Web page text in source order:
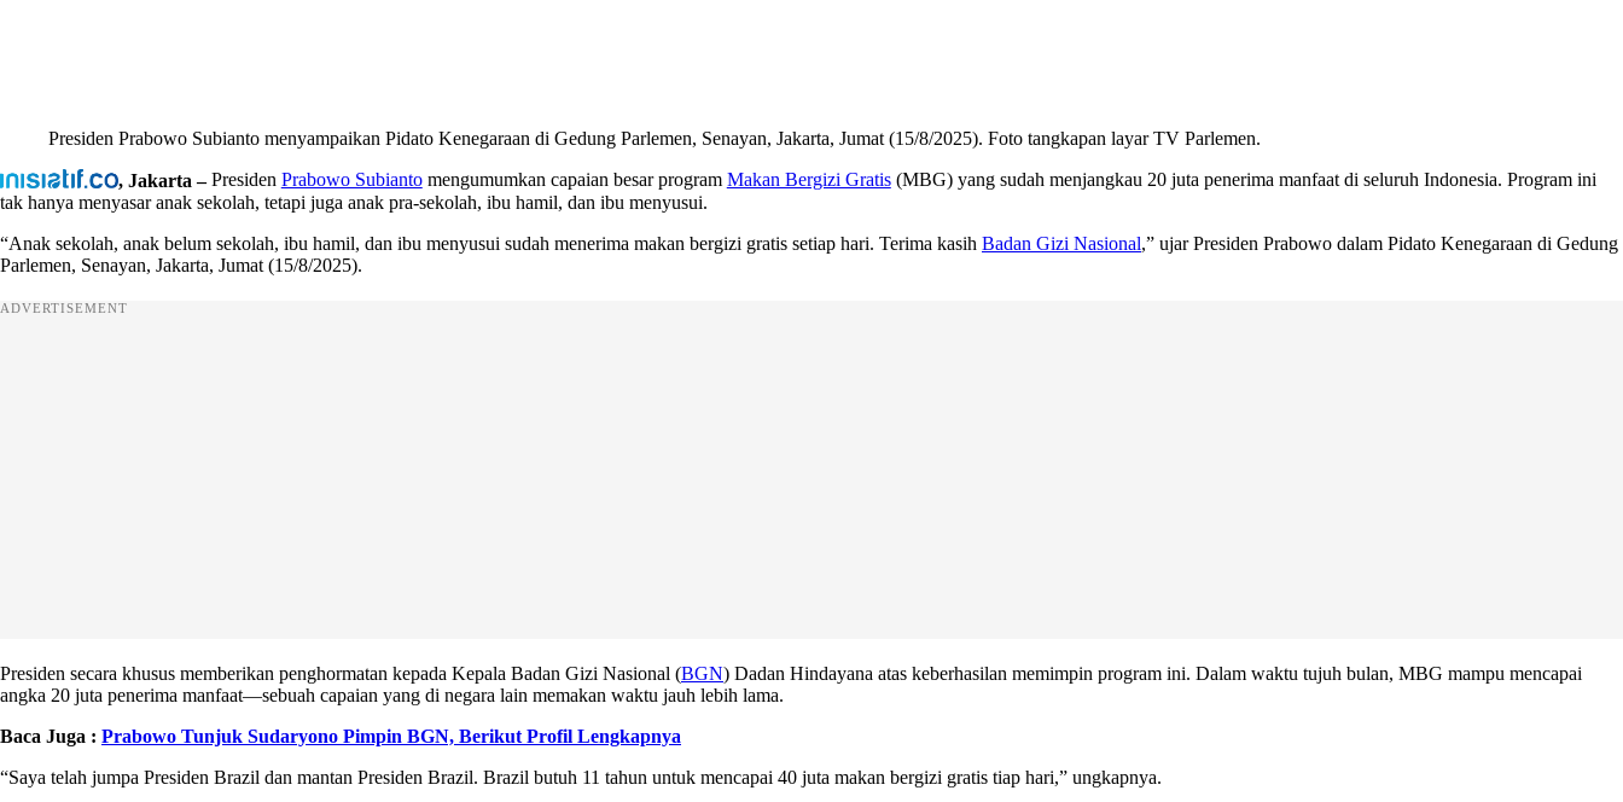
Presiden Prabowo Subianto menyampaikan Pidato Kenegaraan di Gedung Parlemen, Senayan, Jakarta, Jumat (15/8/2025). Foto tangkapan layar TV Parlemen.
, Jakarta –Presiden Prabowo Subiantomengumumkan capaian besar program Makan Bergizi Gratis(MBG) yang sudah menjangkau 20 juta penerima manfaat di seluruh Indonesia. Program ini
tak hanya menyasar anak sekolah, tetapi juga anak pra-sekolah, ibu hamil, dan ibu menyusui.
“Anak sekolah, anak belum sekolah, ibu hamil, dan ibu menyusui sudah menerima makan bergizi gratis setiap hari. Terima kasih Badan Gizi Nasional,” ujar Presiden Prabowo dalam Pidato Kenegaraan di Gedung
Parlemen, Senayan, Jakarta, Jumat (15/8/2025).
ADVERTISEMENT
Presiden secara khusus memberikan penghormatan kepada Kepala Badan Gizi Nasional (BGN) Dadan Hindayana atas keberhasilan memimpin program ini. Dalam waktu tujuh bulan, MBG mampu mencapai
angka 20 juta penerima manfaat—sebuah capaian yang di negara lain memakan waktu jauh lebih lama.
Baca Juga : Prabowo Tunjuk Sudaryono Pimpin BGN, Berikut Profil Lengkapnya
“Saya telah jumpa Presiden Brazil dan mantan Presiden Brazil. Brazil butuh 11 tahun untuk mencapai 40 juta makan bergizi gratis tiap hari,” ungkapnya.